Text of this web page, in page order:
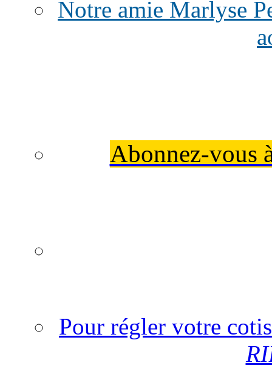
Notre amie Marlyse
Abonnez-vous
Pour régler votre